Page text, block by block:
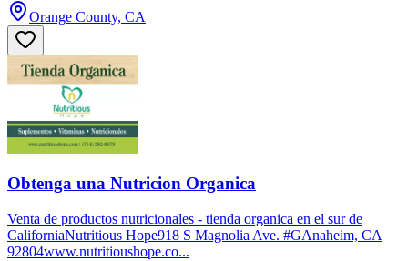
Orange County, CA
Obtenga una Nutricion Organica
Venta de productos nutricionales - tienda organica en el sur de
CaliforniaNutritious Hope918 S Magnolia Ave. #GAnaheim, CA
92804www.nutritioushope.co...